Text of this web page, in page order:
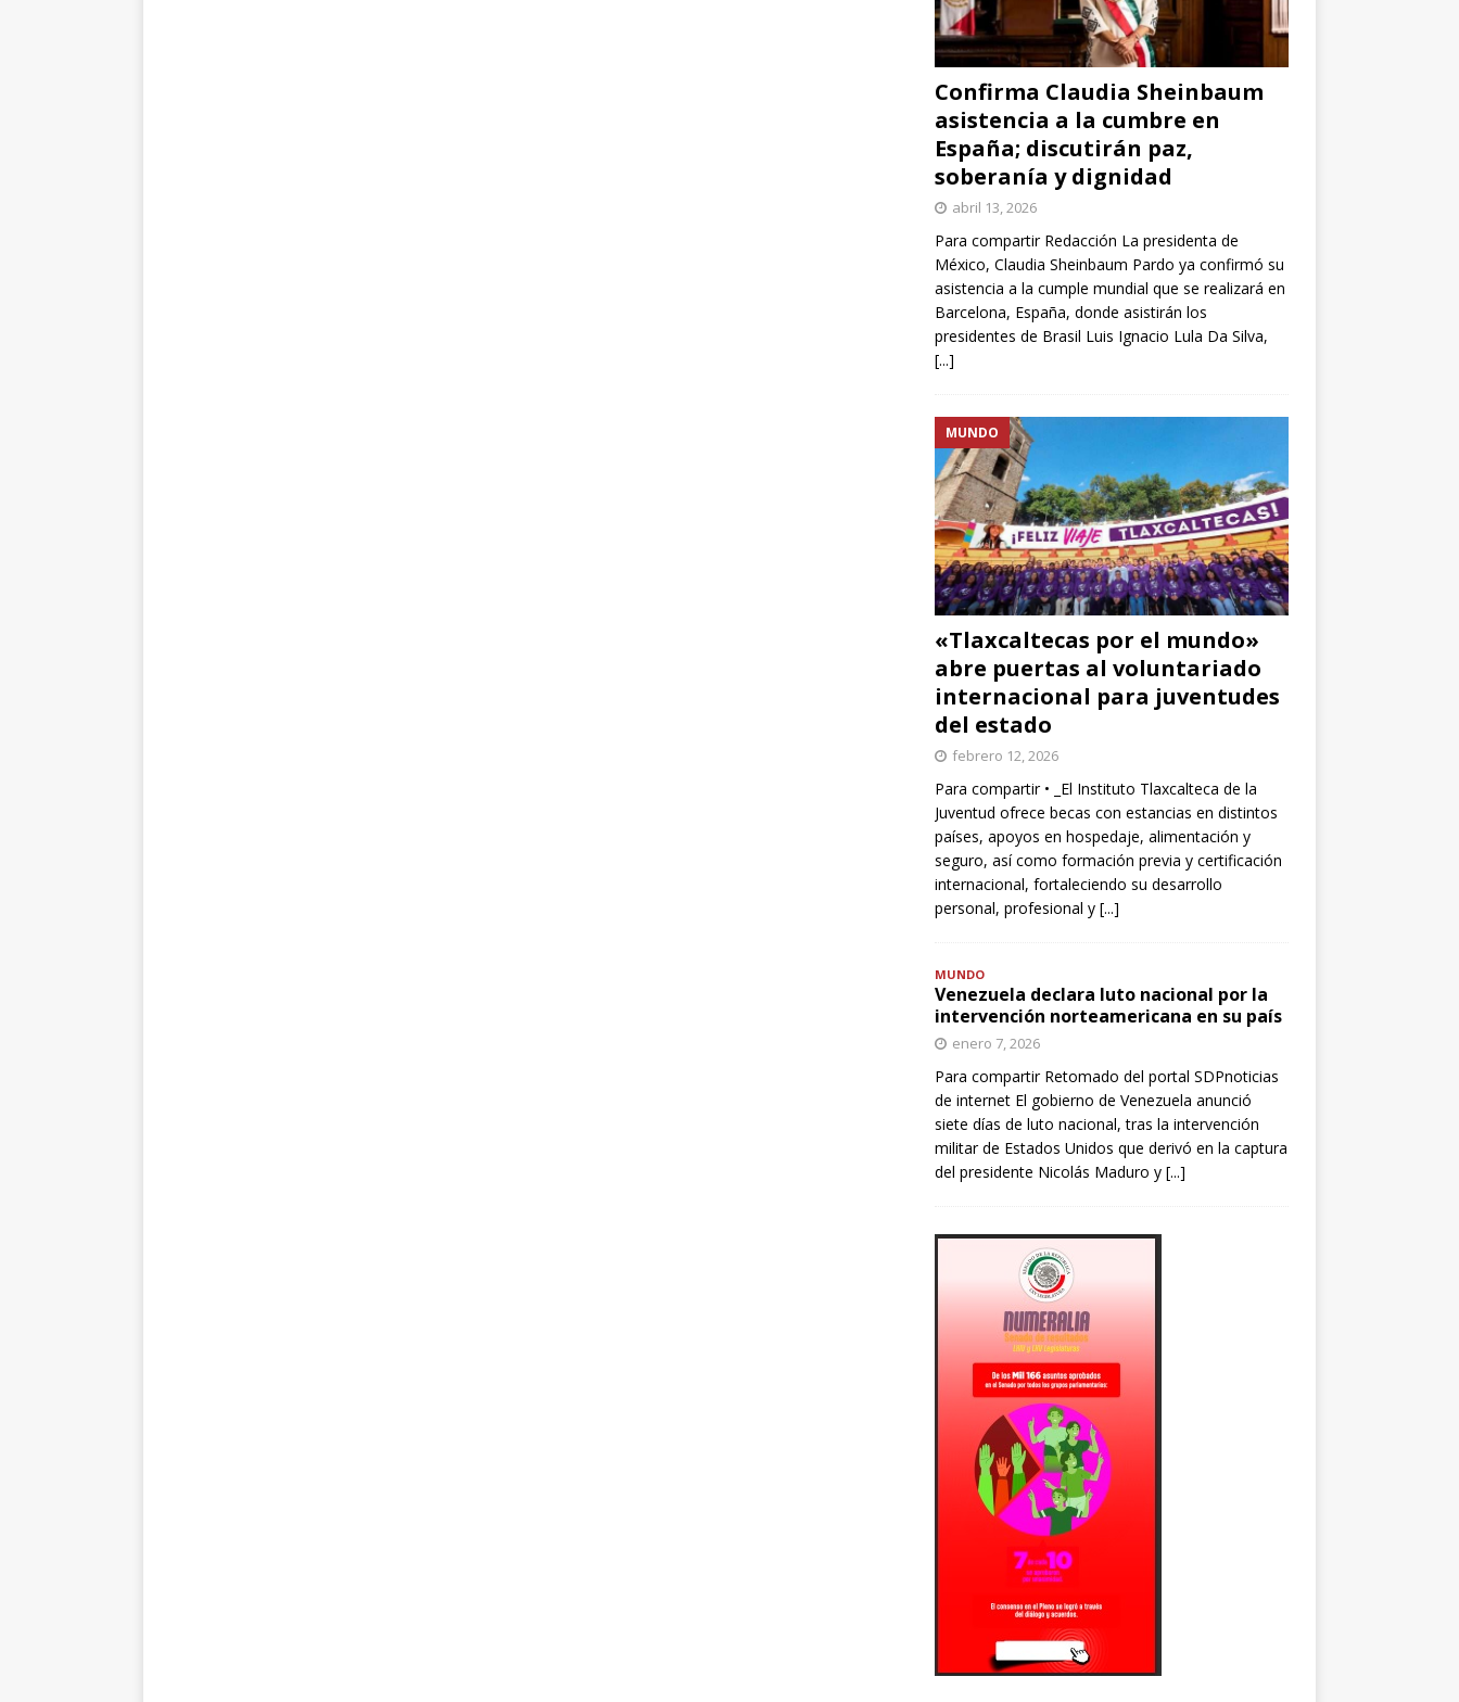
Confirma Claudia Sheinbaum
asistencia a la cumbre en
España; discutirán paz,
soberanía y dignidad
abril 13, 2026
Para compartir Redacción La presidenta de
México, Claudia Sheinbaum Pardo ya confirmó su
asistencia a la cumple mundial que se realizará en
Barcelona, España, donde asistirán los
presidentes de Brasil Luis Ignacio Lula Da Silva,
[...]
«Tlaxcaltecas por el mundo»
abre puertas al voluntariado
internacional para juventudes
del estado
MUNDO
febrero 12, 2026
Para compartir • _El Instituto Tlaxcalteca de la
Juventud ofrece becas con estancias en distintos
países, apoyos en hospedaje, alimentación y
seguro, así como formación previa y certificación
internacional, fortaleciendo su desarrollo
personal, profesional y [...]
MUNDO
Venezuela declara luto nacional por la
intervención norteamericana en su país
enero 7, 2026
Para compartir Retomado del portal SDPnoticias
de internet El gobierno de Venezuela anunció
siete días de luto nacional, tras la intervención
militar de Estados Unidos que derivó en la captura
del presidente Nicolás Maduro y [...]